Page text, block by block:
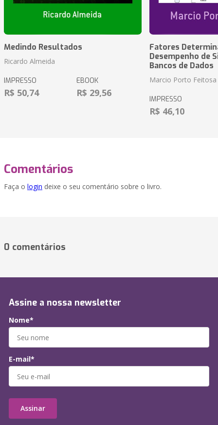
Medindo Resultados
Ricardo Almeida
IMPRESSO
R$ 50,74
EBOOK
R$ 29,56
Fatores
Desempenho de
Bancos de Dados
Marcio Porto Feitosa
IMPRESSO
R$ 46,10
Comentários
Faça o login deixe o seu comentário sobre o livro.
0 comentários
Assine a nossa newsletter
Nome*
E-mail*
Assinar